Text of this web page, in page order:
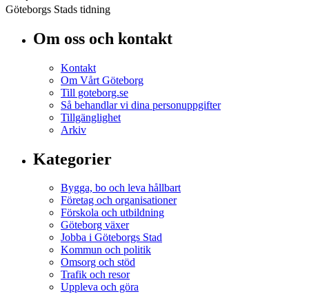
Göteborgs Stads tidning
Om oss och kontakt
Kontakt
Om Vårt Göteborg
Till goteborg.se
Så behandlar vi dina personuppgifter
Tillgänglighet
Arkiv
Kategorier
Bygga, bo och leva hållbart
Företag och organisationer
Förskola och utbildning
Göteborg växer
Jobba i Göteborgs Stad
Kommun och politik
Omsorg och stöd
Trafik och resor
Uppleva och göra